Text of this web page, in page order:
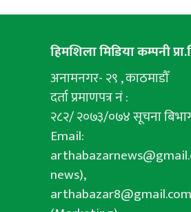
हिमशिला मिडिया कम्पनी
अनामनगर- २९ , काठमाडौँ
दर्ता प्रमाणपत्र नं :
२८२/ २०७३/०७४ सूचना
Email:
news),
arthabazar8@gmail.com